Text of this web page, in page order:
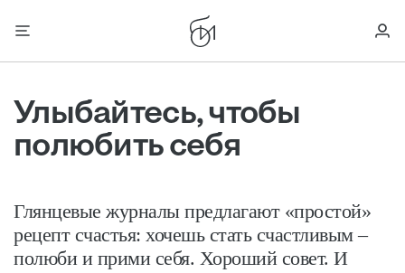
Улыбайтесь, чтобы
полюбить себя
Глянцевые журналы предлагают «простой»
рецепт счастья: хочешь стать счастливым –
полюби и прими себя. Хороший совет. И